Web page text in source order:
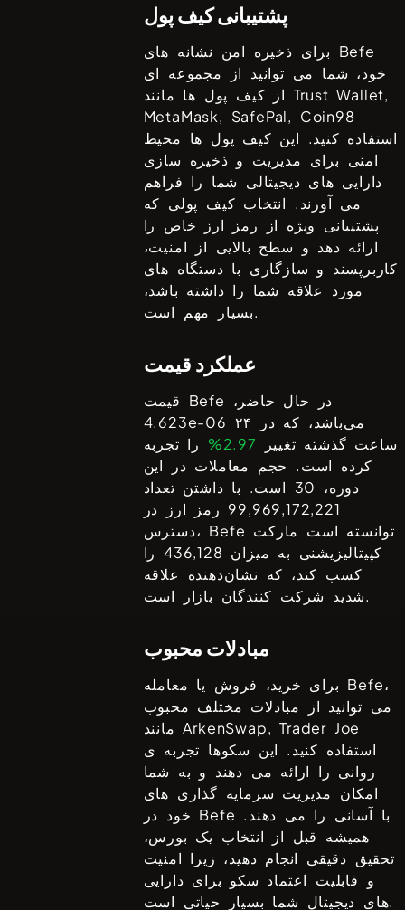
پشتیبانی کیف پول
Befe
خود، شما می توانید از مجموعه ای
Trust Wallet,
MetaMask, SafePal, Coin98
استفاده کنید. این کیف پول ها محیط
امنی برای مدیریت و ذخیره سازی
دارایی های دیجیتالی شما را فراهم
می آورند. انتخاب کیف پولی که
پشتیبانی ویژه از رمز ارز خاص را
ارائه دهد و سطح بالایی از امنیت،
کاربرپسند و سازگاری با دستگاه های
مورد علاقه شما را داشته باشد،
بسیار مهم است.
عملکرد قیمت
Befe در حال حاضر،
4.623e-06
ساعت گذشته تغییر 2.97%
را تجربه
کرده است. حجم معاملات در این
دوره، 30 است. با داشتن تعداد
99,969,172,221 رمز ارز در
دسترس، Befe
کپیتالیزیشنی به میزان 436,128را
کسب کند، که نشان‌دهنده علاقه
شدید شرکت کنندگان بازار است.
مبادلات محبوب
Befe،
می توانید از مبادلات مختلف محبوب
مانندArkenSwap, Trader Joe
استفاده کنید. این سکوها تجربه ی
روانی را ارائه می دهند و به شما
امکان مدیریت سرمایه گذاری های
Befe
همیشه قبل از انتخاب یک بورس،
تحقیق دقیقی انجام دهید، زیرا امنیت
و قابلیت اعتماد سکو برای دارایی
های دیجیتال شما بسیار حیاتی است.